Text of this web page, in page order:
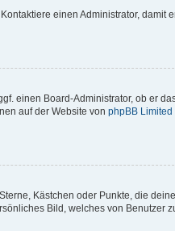
einen Administrator, damit
einen Board-Administrator, ob er
auf der Website von phpBB Limited
Kästchen oder Punkte, die
Bild, welches von Benutzer